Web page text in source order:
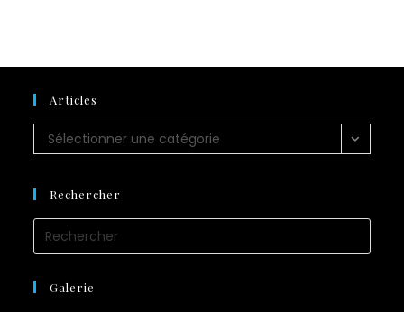
Articles
Articles
Sélectionner une catégorie
Rechercher
Galerie